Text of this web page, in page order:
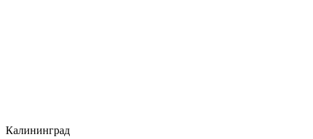
Калининград